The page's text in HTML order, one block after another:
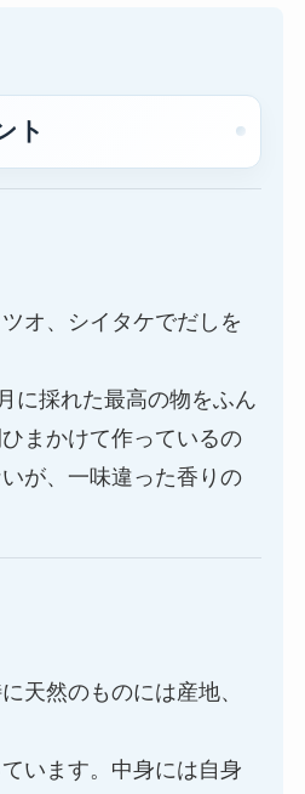
ト
オ、シイタケでだしを
に採れた最高の物をふん
まかけて作っているの
が、一味違った香りの
天然のものには産地、
います。中身には自身